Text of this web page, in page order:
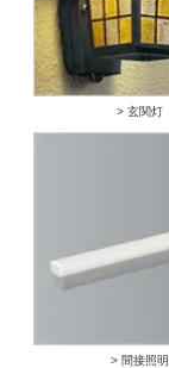
> 玄関灯
> 間接照明